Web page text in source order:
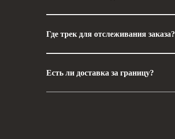
Где трек для отслеживания заказа?
Есть ли доставка за границу?